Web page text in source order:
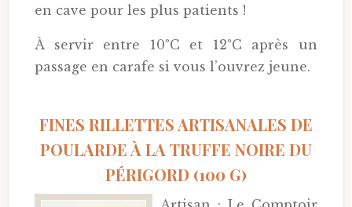
en cave pour les plus patients !
À servir entre 10°C et 12°C après un
passage en carafe si vous l’ouvrez jeune.
FINES RILLETTES ARTISANALES DE
POULARDE À LA TRUFFE NOIRE DU
PÉRIGORD (100 G)